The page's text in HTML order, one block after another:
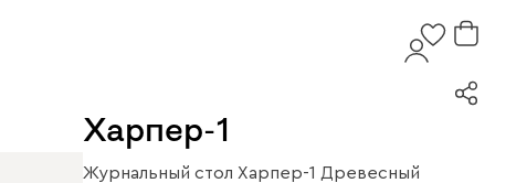
Харпер-1
Журнальный стол Харпер-1 Древесный